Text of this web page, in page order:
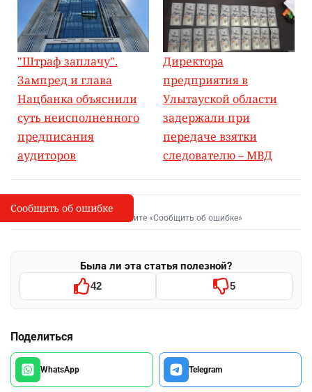
"Штраф заплачу".
Зампред и глава
Нацбанка объяснили
суть неисполненного
предписания
аудиторов
Директора
предприятия в
Улытауской области
задержали при
передаче взятки
следователю – МВД
I
Сообщить об опечатке
Выделите фрагмент и нажмите «Сообщить об ошибке»
Была ли эта статья полезной?
42 5
Поделиться
WhatsApp Telegram
Сообщить об ошибке